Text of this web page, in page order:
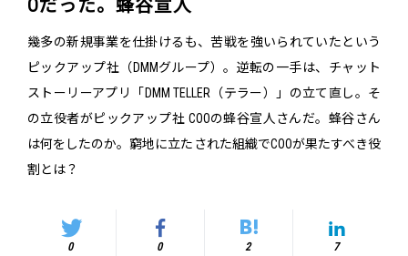
Oだった。蜂谷宣人
幾多の新規事業を仕掛けるも、苦戦を強いられていたという
ピックアップ社（DMMグループ）。逆転の一手は、チャット
ストーリーアプリ「DMM TELLER（テラー）」の立て直し。そ
の立役者がピックアップ社 COOの蜂谷宣人さんだ。蜂谷さん
は何をしたのか。窮地に立たされた組織でCOOが果たすべき役
割とは？
0 0 2 7